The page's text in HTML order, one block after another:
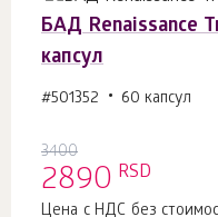
БАД Renaissance
капсул
#501352 60 капсул
3400
2890 RSD
Цена с НДС без